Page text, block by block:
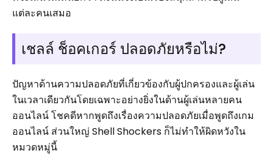
แต่ละคนเสมอ
เชลล์ ช็อคเกอร์ ปลอดภัยหรือไม่?
ปัญหาด้านความปลอดภัยที่เกี่ยวข้องกับผู้ปกครองและผู้เล่น
ในเวลาเดียวกันโดยเฉพาะอย่างยิ่งในด้านผู้เล่นหลายคน
ออนไลน์ โชคดีหากพูดถึงเรื่องความปลอดภัยเมื่อพูดถึงเกม
ออนไลน์ ส่วนใหญ่ Shell Shockers ก็ไม่ทำให้ผิดหวังใน
หมวดหมู่นี้